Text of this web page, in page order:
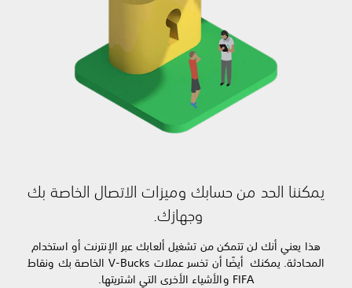
يمكننا الحد من حسابك وميزات الاتصال الخاصة بك
وجهازك.
هذا يعني أنك لن تتمكن من تشغيل ألعابك عبر الإنترنت أو استخدام
المحادثة. يمكنك أيضًا أن تخسر عملات V-Bucks الخاصة بك ونقاط
FIFA والأشياء الأخرى التي اشتريتها.